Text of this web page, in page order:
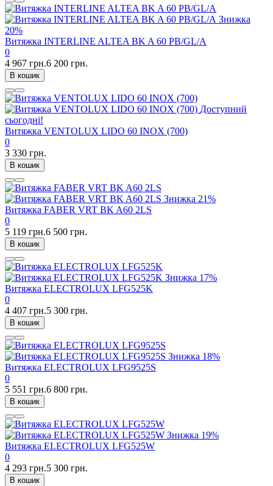
Знижка
20%
Витяжка INTERLINE ALTEA BK A 60 PB/GL/A
0
4 967 грн.6 200 грн.
В кошик
Доступний
сьогодні!
Витяжка VENTOLUX LIDO 60 INOX (700)
0
3 330 грн.
В кошик
Знижка 21%
Витяжка FABER VRT BK A60 2LS
0
5 119 грн.6 500 грн.
В кошик
Знижка 17%
Витяжка ELECTROLUX LFG525K
0
4 407 грн.5 300 грн.
В кошик
Знижка 18%
Витяжка ELECTROLUX LFG9525S
0
5 551 грн.6 800 грн.
В кошик
Знижка 19%
Витяжка ELECTROLUX LFG525W
0
4 293 грн.5 300 грн.
В кошик